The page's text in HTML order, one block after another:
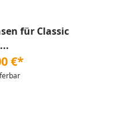
für Classic
€*